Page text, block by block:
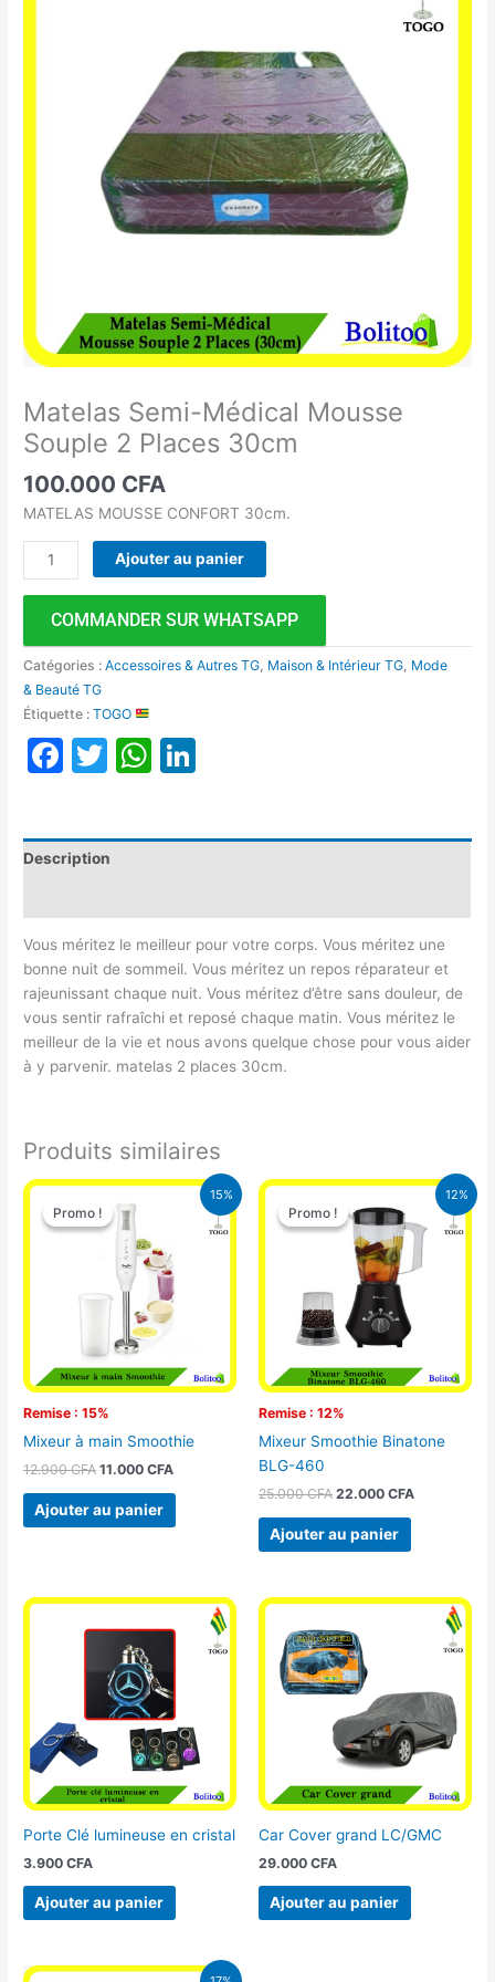
Matelas Semi-Médical Mousse
Souple 2 Places 30cm
100.000 CFA
MATELAS MOUSSE CONFORT 30cm.
Ajouter au panier
COMMANDER SUR WHATSAPP
Catégories :Accessoires & Autres TG Maison & Intérieur TG Mode
& Beauté TG
Étiquette :TOGO
Facebook
TwitterWhatsApp
Description
Vous méritez le meilleur pour votre corps. Vous méritez une
bonne nuit de sommeil. Vous méritez un repos réparateur et
rajeunissant chaque nuit. Vous méritez d’être sans douleur, de
vous sentir rafraîchi et reposé chaque matin. Vous méritez le
meilleur de la vie et nous avons quelque chose pour vous aider
à y parvenir. matelas 2 places 30cm.
Produits similaires
15%
Promo !
Remise : 15%
Promo !
Mixeur à main Smoothie
12.900CFA
Le
prix
initial
était :
12.900 CFA.
11.000CFA
Le
Ajouter au panier
12%
Promo !
Remise : 12%
Promo !
Mixeur Smoothie Binatone
BLG-460
25.000CFA
Le
prix
initial
était :
25.000 CFA.
22.000 CFA
Le
prix
actuel
est :
Ajouter au panier
Porte Clé lumineuse en cristal
3.900CFA
Ajouter au panier
Car Cover grand LC/GMC
29.000 CFA
Ajouter au panier
Le
Le